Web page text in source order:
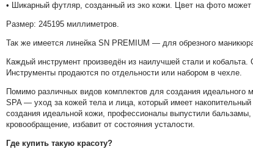
• Шикарный футляр, созданный из эко кожи. Цвет на фото может
Размер: 245195 миллиметров.
Так же имеется линейка SN PREMIUM — для обрезного
Каждый инструмент произведён из наилучшей стали и
Инструменты продаются по отдельности или набором в чехле.
Помимо различных видов комплектов для создания идеального
SPA — уход за кожей тела и лица, который имеет
создания идеальной кожи, профессионалы выпустили
кровообращение, избавит от состояния усталости.
Где купить такую красоту?